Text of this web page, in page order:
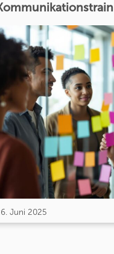
Juni 2025